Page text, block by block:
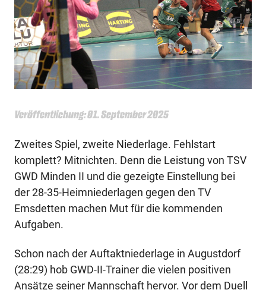
Veröffentlichung: 01. September 2025
Zweites Spiel, zweite Niederlage. Fehlstart
komplett? Mitnichten. Denn die Leistung von TSV
GWD Minden II und die gezeigte Einstellung bei
der 28-35-Heimniederlagen gegen den TV
Emsdetten machen Mut für die kommenden
Aufgaben.
Schon nach der Auftaktniederlage in Augustdorf
(28:29) hob GWD-II-Trainer die vielen positiven
Ansätze seiner Mannschaft hervor. Vor dem Duell